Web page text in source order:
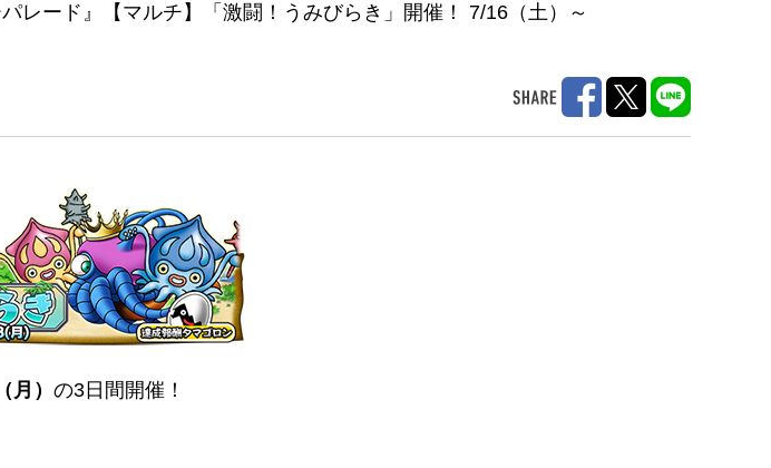
レード』【マルチ】「激闘！うみびらき」開催！ 7/16（土）～
） の3日間開催！